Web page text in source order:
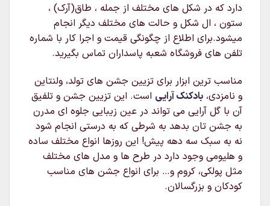
دارد که در شکل های مختلف از جمله ، طاق(آرک) ،
ستون ، ال شکل و حالت های مختلف دیگر انجام
میشود.برای اطلاع از چگونگی قیمت و اجرا کار با شماره
تلفن های فروشگاه شعبه پاسداران تماس بگیرید.
مناسب ترین ابزار برای تزیین جشن های تولد، ولنتاین
و نامزدی، بادکنک آرایی است. این تزیین جشن و تلفیق
آن با گل آرایی می تواند در عین زیبایی جلوه ای مدرن
به جشن تان بدهد به شرطی که به درستی انجام شود
نه به سبک سه دهه پیش! این روزها انواع مختلف ساده
و هلیومی وجود دارد در طرح ها و مدل های مختلف
مثل پولکی، کروم و… برای انواع جشن های مناسب
کودکان و بزرگسالان.